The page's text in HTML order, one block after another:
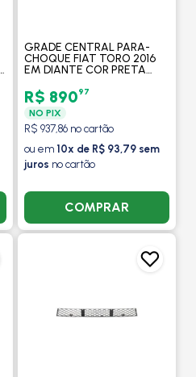
GRADE CENTRAL PARA-
CHOQUE FIAT TORO 2016
EM DIANTE COR PRETA
FRISOS CROMADO -
FIPPARTS
R$ 89097
NO PIX
R$ 937,86 no cartão
ou em 10x de R$ 93,79 sem
juros no cartão
COMPRAR